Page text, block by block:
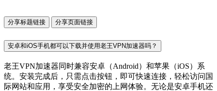
分享标题链接 分享页面链接
安卓和iOS手机都可以下载并使用老王VPN加速器吗？
老王VPN加速器同时兼容安卓（Android）和苹果（iOS）系
统。安装完成后，只需点击按钮，即可快速连接，轻松访问国
际网站和应用，享受安全加密的上网体验。无论是安卓手机还